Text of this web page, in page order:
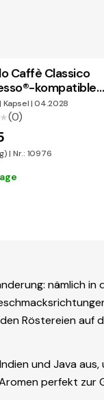
Caffè Classico
kompatible
| Kapsel|04.2028
(0)
| Nr.: 10976
nämlich
Röstereien auf
und Java
perfekt